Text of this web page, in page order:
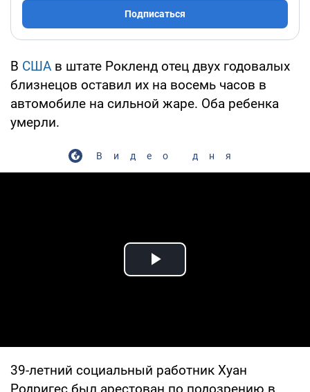
Подписаться
В США в штате Рокленд отец двух годовалых
близнецов оставил их на восемь часов в
автомобиле на сильной жаре. Оба ребенка
умерли.
Видео дня
Play Video
39-летний социальный работник Хуан
Родригес был арестован по подозрению в